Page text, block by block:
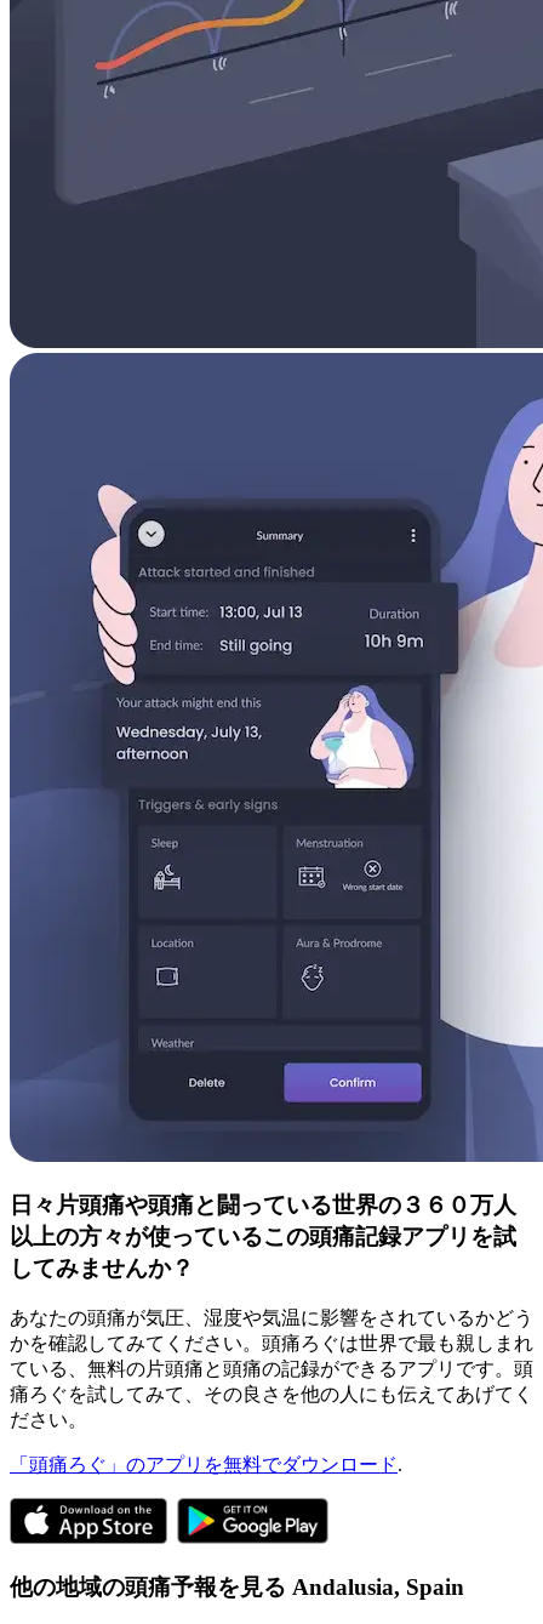
日々片頭痛や頭痛と闘っている世界の３６０万人
以上の方々が使っているこの頭痛記録アプリを試
してみませんか？
あなたの頭痛が気圧、湿度や気温に影響をされているかどう
かを確認してみてください。頭痛ろぐは世界で最も親しまれ
ている、無料の片頭痛と頭痛の記録ができるアプリです。頭
痛ろぐを試してみて、その良さを他の人にも伝えてあげてく
ださい。
「頭痛ろぐ」のアプリを無料でダウンロード.
他の地域の頭痛予報を見る Andalusia, Spain